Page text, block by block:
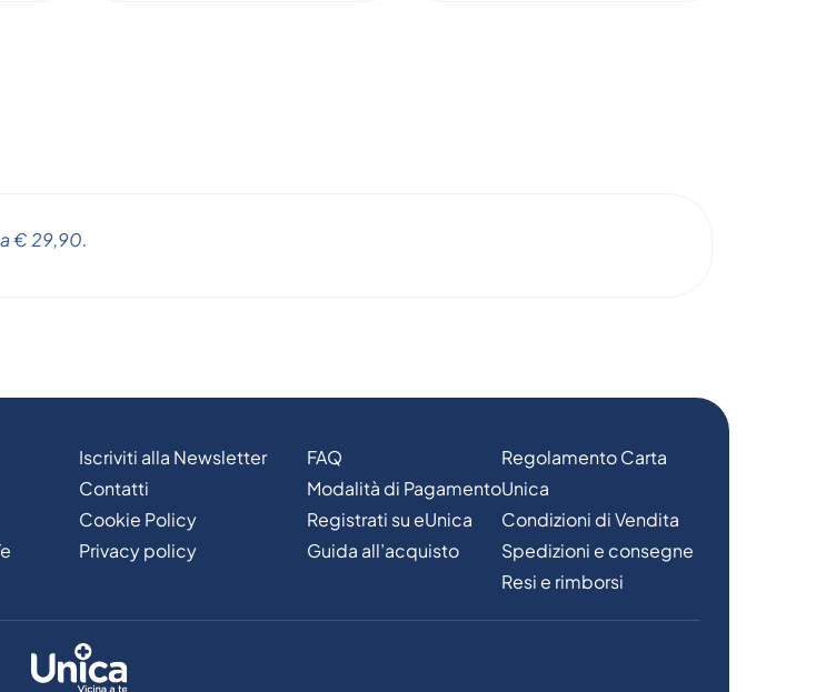
€ 29,90.
Iscriviti alla Newsletter
Contatti
Cookie Policy
Privacy policy
FAQ
Modalità di Pagamento
Registrati su eUnica
Guida all’acquisto
Regolamento Carta
Unica
Condizioni di Vendita
Spedizioni e consegne
Resi e rimborsi